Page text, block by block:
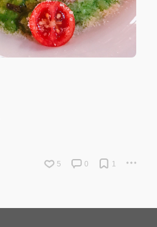
5 0 1